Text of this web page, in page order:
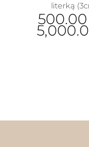
literką
500.00